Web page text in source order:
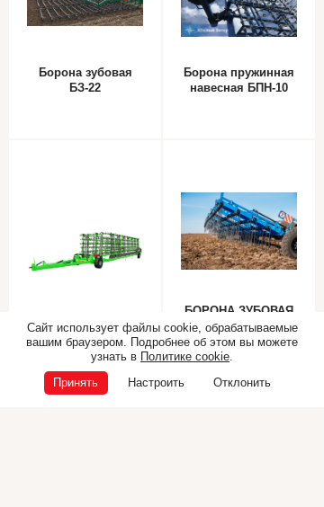
Борона зубовая
БЗ-22
Борона пружинная
навесная БПН-10
Борона «КАМА»
БОРОНА ЗУБОВАЯ
ГИДРОФИЦИРОВАННАЯ
ТЯЖЕЛАЯ ПОБЕДА
БЗГТ-9 (БЗГТ-15,
БЗГТ-25)
Сайт использует файлы cookie, обрабатываемые
вашим браузером. Подробнее об этом вы можете
узнать в Политике cookie.
Принять
Настроить Отклонить